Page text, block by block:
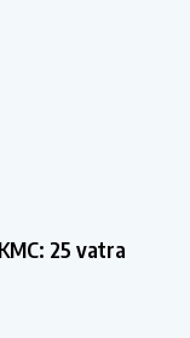
25 vatra